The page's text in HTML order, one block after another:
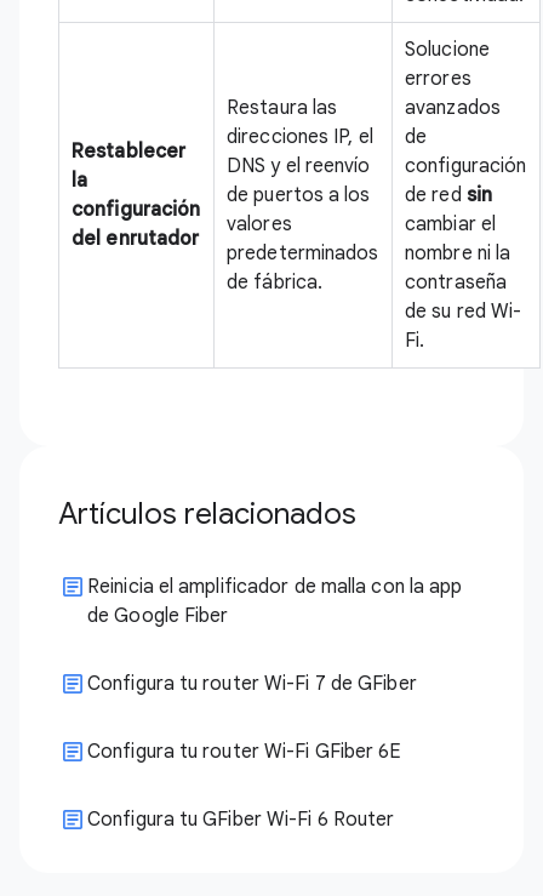
Restablecer
la
configuración
del enrutador
Restaura las
direcciones IP, el
DNS y el reenvío
de puertos a los
valores
predeterminados
de fábrica.
Solucione
errores
avanzados
de
configuración
de red sin
cambiar el
nombre ni la
contraseña
de su red Wi-
Fi.
Artículos relacionados
Reinicia el amplificador de malla con la app
de Google Fiber
Configura tu router Wi-Fi 7 de GFiber
Configura tu router Wi-Fi GFiber 6E
Configura tu GFiber Wi-Fi 6 Router